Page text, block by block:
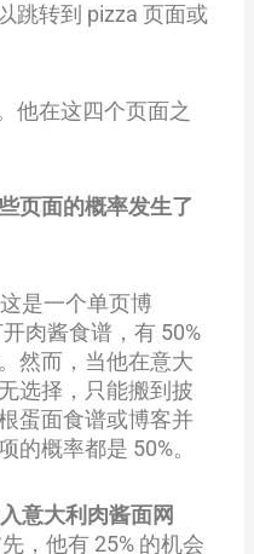
跳转到 pizza 页面或
他在这四个页面之
页面的概率发生了
是一个单页博
肉酱食谱，有 50%
然而，当他在意大
选择，只能搬到披
蛋面食谱或博客并
的概率都是 50%。
意大利肉酱面网
，他有 25% 的机会